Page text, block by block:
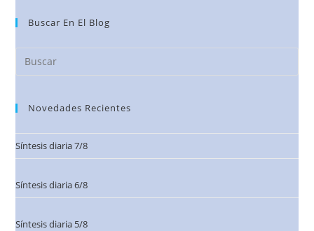
Buscar En El Blog
Novedades Recientes
Síntesis diaria 7/8
Síntesis diaria 6/8
Síntesis diaria 5/8